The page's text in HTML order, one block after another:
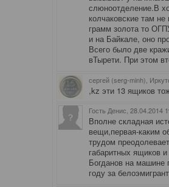
слюноотделение.В
колчаковские там
грамм золота то
и на Байкале, оно
Всего было две
вТырети. При этом
сергей (serg-minh),
,kz эти 13 ящиков
Гость Денис , 28.04.2014
Вполне складная
вещи,первая-каким
трудом
габаритных ящиков
Богданов на машине
году за